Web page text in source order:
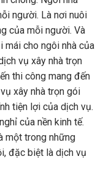
người. Là nơi nuôi
của mỗi người. Và
mái cho ngôi nhà của
vụ xây nhà trọn
thi công mang đến
xây nhà trọn gói
tiện lợi của dịch vụ.
của nền kinh tế.
một trong những
đặc biệt là dịch vụ